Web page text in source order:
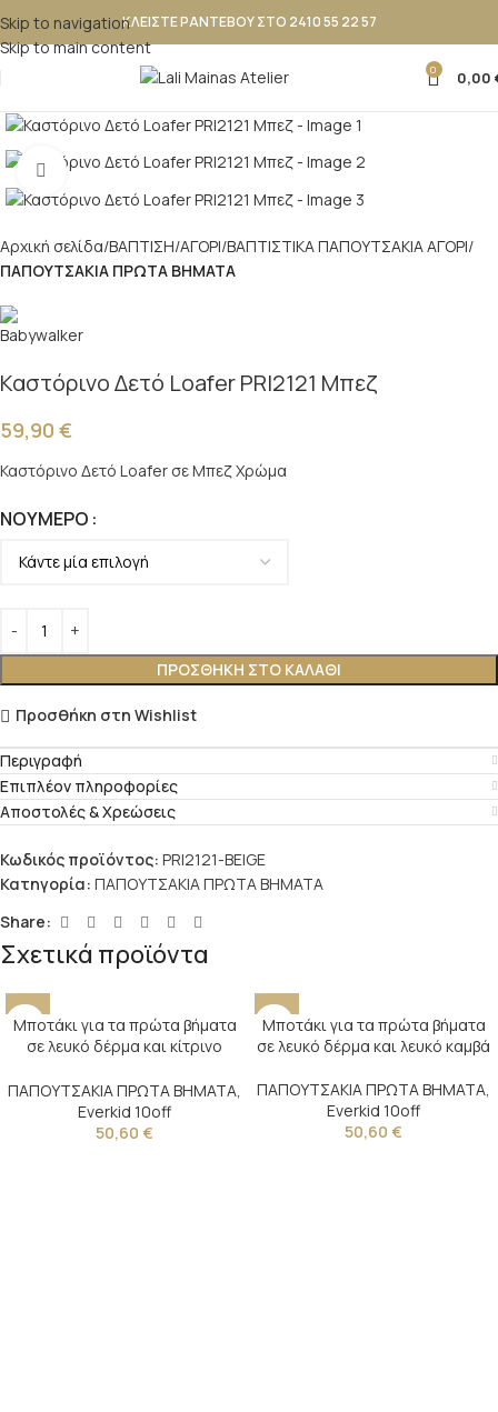
Skip to navigation
Skip to main content
ΚΛΕΙΣΤΕ ΡΑΝΤΕΒΟΥ ΣΤΟ 2410 55 22 57
0 0,00
Κλικ για μεγέθυνση
Αρχική σελίδα ΒΑΠΤΙΣΗ ΑΓΟΡΙ ΒΑΠΤΙΣΤΙΚΑ ΠΑΠΟΥΤΣAKIA ΑΓΟΡΙ
ΠΑΠΟΥΤΣΑΚΙΑ ΠΡΩΤΑ ΒΗΜΑΤΑ
Καστόρινο Δετό Loafer PRI2121 Μπεζ
59,90 €
Καστόρινο Δετό Loafer σε Μπεζ Χρώμα
ΝΟΎΜΕΡΟ
ΠΡΟΣΘΉΚΗ ΣΤΟ ΚΑΛΆΘΙ
Προσθήκη στη Wishlist
Περιγραφή
Επιπλέον πληροφορίες
Αποστολές & Χρεώσεις
Κωδικός προϊόντος: PRI2121-BEIGE
Κατηγορία: ΠΑΠΟΥΤΣΑΚΙΑ ΠΡΩΤΑ ΒΗΜΑΤΑ
Share:
Σχετικά προϊόντα
Μποτάκι για τα πρώτα βήματα
σε λευκό δέρμα και κίτρινο
ΠΑΠΟΥΤΣΑΚΙΑ ΠΡΩΤΑ ΒΗΜΑΤΑ,
Everkid 10off
50,60 €
Μποτάκι για τα πρώτα βήματα
σε λευκό δέρμα και λευκό καμβά
ΠΑΠΟΥΤΣΑΚΙΑ ΠΡΩΤΑ ΒΗΜΑΤΑ
Everkid 10off
50,60 €